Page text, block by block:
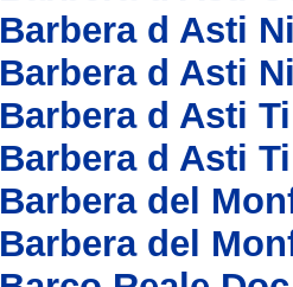
Barbera d Asti
Barbera d Asti
Barbera d Asti
Barbera d Asti
Barbera del
Barbera del